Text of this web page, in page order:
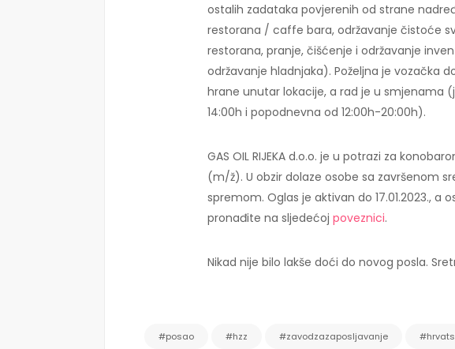
ostalih zadataka povjerenih od strane
restorana / caffe bara, održavanje čistoće
restorana, pranje, čišćenje i održavanje
održavanje hladnjaka). Poželjna je vozačka
hrane unutar lokacije, a rad je u smjenama
14:00h i popodnevna od 12:00h-20:00h).
GAS OIL RIJEKA d.o.o. je u potrazi za
(m/ž). U obzir dolaze osobe sa završenom
spremom. Oglas je aktivan do 17.01.2023., a
pronađite na sljedećoj poveznici.
Nikad nije bilo lakše doći do novog posla.
#posao #hzz #zavodzazaposljavanje